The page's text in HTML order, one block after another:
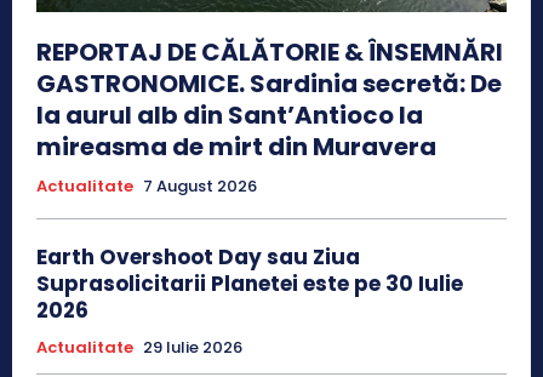
REPORTAJ DE CĂLĂTORIE & ÎNSEMNĂRI
GASTRONOMICE. Sardinia secretă: De
la aurul alb din Sant’Antioco la
mireasma de mirt din Muravera
Actualitate 7 August 2026
Earth Overshoot Day sau Ziua
Suprasolicitarii Planetei este pe 30 Iulie
2026
Actualitate 29 Iulie 2026